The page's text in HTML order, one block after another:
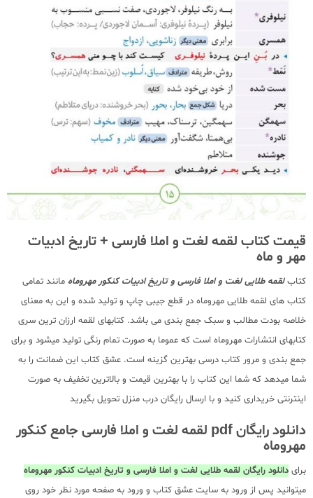
قیمت کتاب لقمه لغت و املا فارسی + تاریخ ادبیات
مهر و ماه
کتابلقمه طلایی لغت و املا فارسی و تاریخ ادبیات کنکور مهروماه مانند تمامی
کتاب های لقمه طلایی مهروماه در قطع جیبی چاپ و تولید شده و این به معنای
خلاصه بودت مطالب و سبک جمع بندی می باشد. کتابهای لقمه ارزان ترین سری
کتابهای انتشارات مهروماه است که عموما به صورت تمام رنگی تولید میشود و برای
جمع بندی و مرور کتاب درسی بهترین گزینه است. عشق کتاب این ضمانت را به
شما میدهد که شما این کتاب را با بهترین قیمت و بالاترین تخفیف به صورت
اینترنتی خریداری کنید و با ارسال رایگان درب منزل تحویل بگیرید
دانلود رایگان pdf لقمه لغت و املا فارسی جامع کنکور
مهروماه
برای دانلود رایگان لقمه طلایی لغت و املا فارسی و تاریخ ادبیات کنکور مهروماه
میتوانید پس از ورود به سایت عشق کتاب و ورود به صفحه مورد نظر خود روی